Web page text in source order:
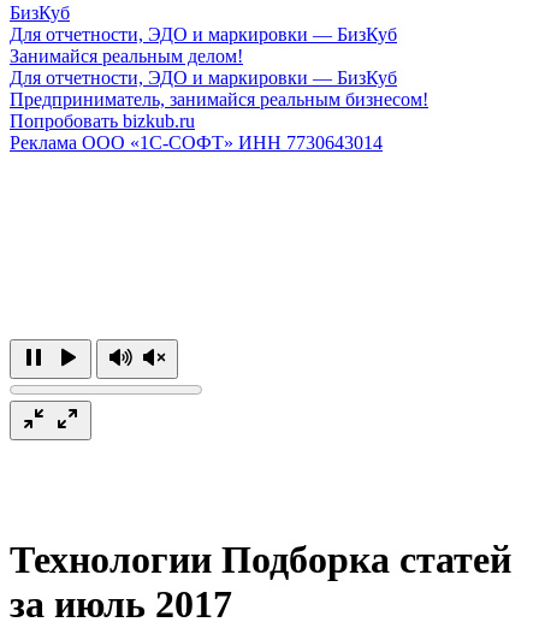
БизКуб
Для отчетности, ЭДО и маркировки — БизКуб
Занимайся реальным делом!
Для отчетности, ЭДО и маркировки — БизКуб
Предприниматель, занимайся реальным бизнесом!
Попробовать bizkub.ru
Реклама ООО «1С-СОФТ» ИНН 7730643014
Технологии Подборка статей
за июль 2017